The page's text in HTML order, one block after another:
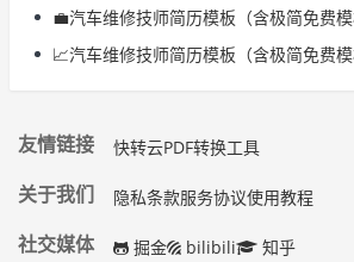
💼汽车维修技师简历模板（含极简免费模板528款）| 精选2篇
📈汽车维修技师简历模板（含极简免费模板431款）| 精选2篇
友情链接 快转云PDF转换工具
关于我们 隐私条款服务协议使用教程
社交媒体 掘金 bilibili 知乎